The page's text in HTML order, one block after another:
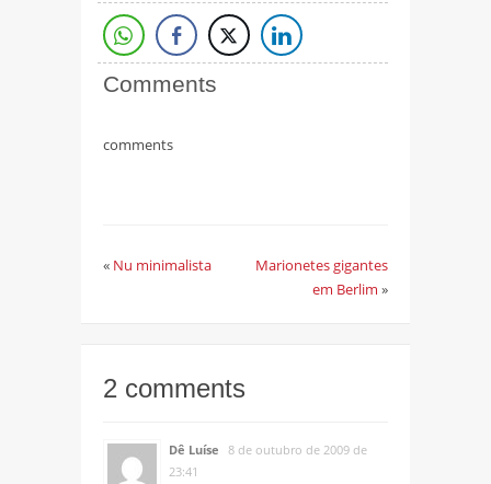
Comments
comments
« Nu minimalista
Marionetes gigantes
em Berlim »
2 comments
Dê Luíse 8 de outubro de 2009 de
23:41